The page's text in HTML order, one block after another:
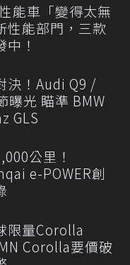
能車「變得太無
性能部門，三款
！
決！Audi Q9 /
曝光 瞄準 BMW
GLS
公里！
e-POWER創
限量Corolla
Corolla要價破